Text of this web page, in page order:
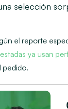
selección
el reporte
ya usan
pedido.